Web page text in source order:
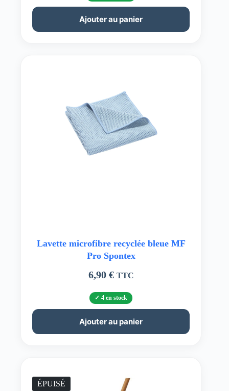
Ajouter au panier
Lavette microfibre recyclée bleue MF
Pro Spontex
6,90 € TTC
4 en stock
Ajouter au panier
ÉPUISÉ